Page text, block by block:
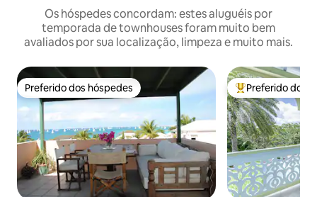
Os hóspedes concordam: estes aluguéis por
temporada de townhouses foram muito bem
avaliados por sua localização, limpeza e muito mais.
Preferido dos hóspedes
Preferido dos hóspedes Entre os
Preferido dos